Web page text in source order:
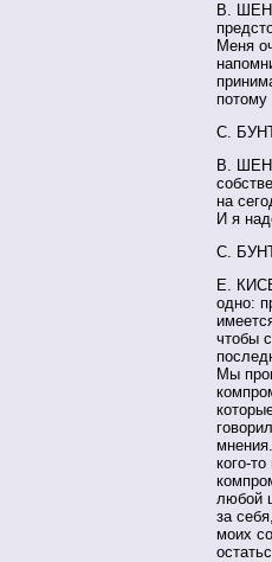
В.
Меня
С.
В.
на
И я
С.
Е.
одно:
чтобы
Мы
кого-
любой
за
моих